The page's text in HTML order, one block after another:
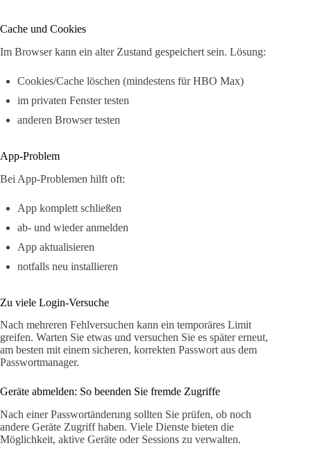
Cache und Cookies
Im Browser kann ein alter Zustand gespeichert sein. Lösung:
Cookies/Cache löschen (mindestens für HBO Max)
im privaten Fenster testen
anderen Browser testen
App-Problem
Bei App-Problemen hilft oft:
App komplett schließen
ab- und wieder anmelden
App aktualisieren
notfalls neu installieren
Zu viele Login-Versuche
Nach mehreren Fehlversuchen kann ein temporäres Limit
greifen. Warten Sie etwas und versuchen Sie es später erneut,
am besten mit einem sicheren, korrekten Passwort aus dem
Passwortmanager.
Geräte abmelden: So beenden Sie fremde Zugriffe
Nach einer Passwortänderung sollten Sie prüfen, ob noch
andere Geräte Zugriff haben. Viele Dienste bieten die
Möglichkeit, aktive Geräte oder Sessions zu verwalten.